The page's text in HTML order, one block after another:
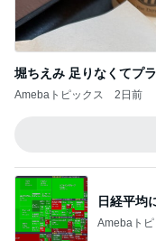
堀ちえみ 足りなくてプ
Amebaトピックス 2日前
日経平均
Amebaトピ